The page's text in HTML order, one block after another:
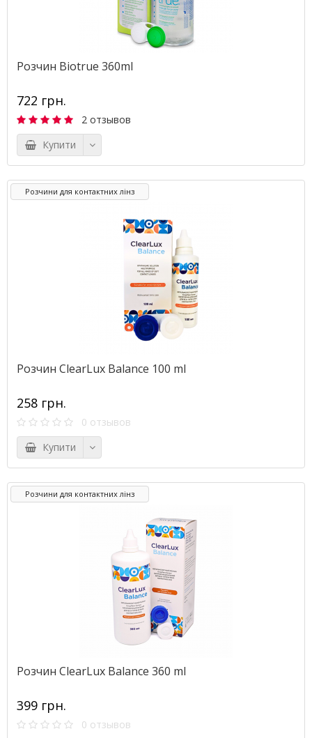
Розчин Biotrue 360ml
722 грн.
2 отзывов
Купити
Розчини для контактних лінз
Розчин ClearLux Balance 100 ml
258 грн.
0 отзывов
Купити
Розчини для контактних лінз
Розчин ClearLux Balance 360 ml
399 грн.
0 отзывов